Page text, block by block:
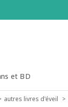
et BD
autres livres d'éveil